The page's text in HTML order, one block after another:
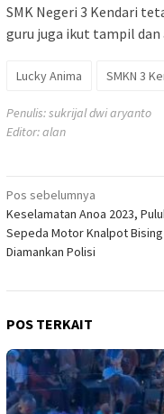
SMK Negeri 3 Kendari
guru juga ikut tampil dan
Lucky Anima SMKN 3
Penulis: sukrijal dwi aryanto
Editor: alan
Navigasi
pos
Pos sebelumnya
Keselamatan Anoa 2023,
Sepeda Motor Knalpot Bising
Diamankan Polisi
POS TERKAIT